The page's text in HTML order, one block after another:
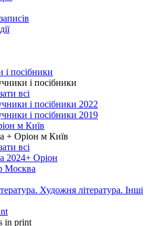
і посібники
і посібники
всі
і посібники 2022
і посібники 2019
м Київ
+ Оріон м Київ
всі
2024+ Оріон
Москва
Художня література. Інші
in print